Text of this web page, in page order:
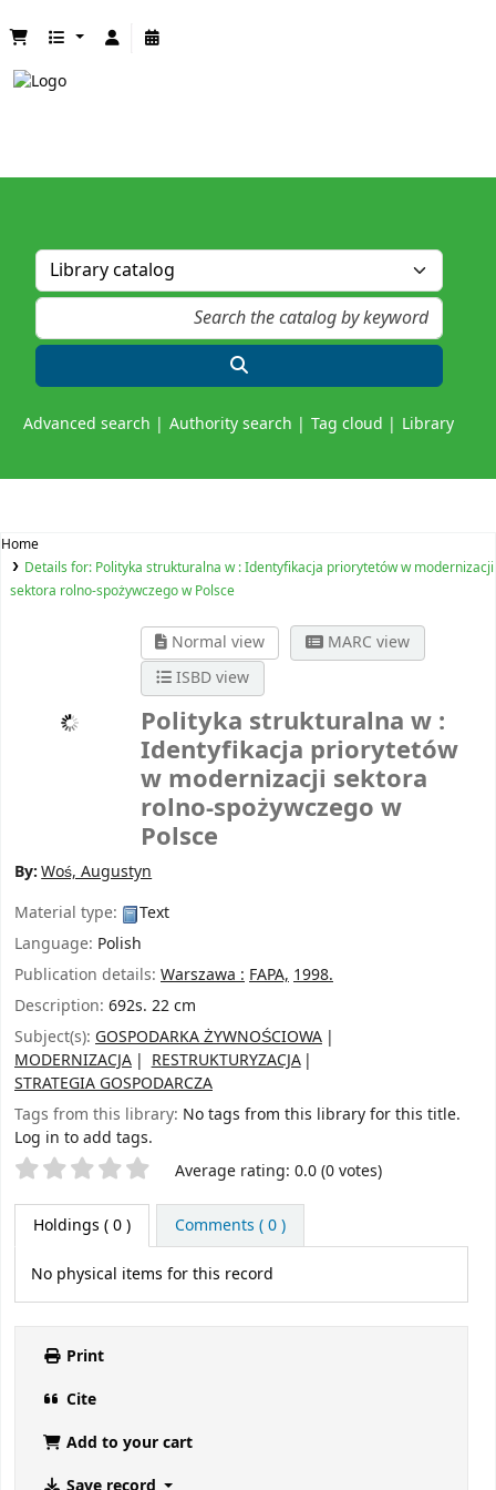
Advanced search Authority search Tag cloud Library
Home
Details for: Polityka strukturalna w : Identyfikacja priorytetów w modernizacji
sektora rolno-spożywczego w Polsce
Normal view
MARC view
ISBD view
Polityka strukturalna w :
Identyfikacja priorytetów
w modernizacji sektora
rolno-spożywczego w
Polsce
By:Woś, Augustyn
Material type:
Text
Language: Polish
Publication details: Warszawa :FAPA,1998.
Description: 692s. 22 cm
Subject(s): GOSPODARKA ŻYWNOŚCIOWA
MODERNIZACJA
RESTRUKTURYZACJA
STRATEGIA GOSPODARCZA
Tags from this library: No tags from this library for this title.
Log in to add tags.
Star ratings Average rating: 0.0 (0 votes)
Holdings ( 0 ) Comments ( 0 )
No physical items for this record
Print
Cite
Add to your cart